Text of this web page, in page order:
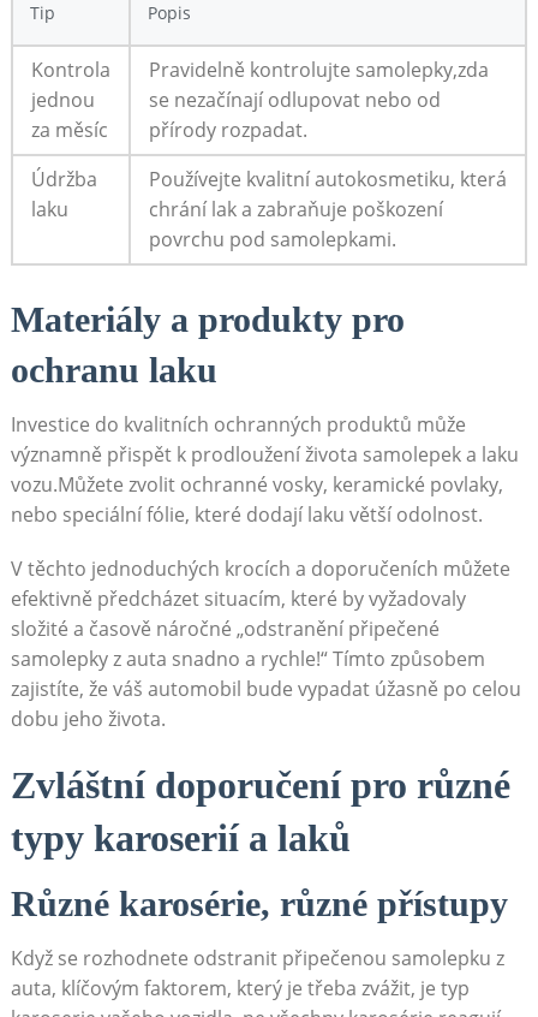
Tip Popis
Kontrola
jednou
za měsíc
Pravidelně kontrolujte samolepky,zda
se ⁣nezačínají​ odlupovat nebo od⁤
přírody rozpadat.
Údržba
laku
Používejte kvalitní​ autokosmetiku, která
chrání⁣ lak‌ a zabraňuje ⁤poškození
povrchu pod samolepkami.
Materiály ⁣a produkty pro
ochranu laku
Investice do kvalitních ochranných ‌produktů může ​
významně přispět⁢ k prodloužení života samolepek a laku
vozu.Můžete‍ zvolit​ ochranné‌ vosky, keramické ‍povlaky,
nebo ⁢speciální fólie, které dodají​ laku větší⁣ odolnost.
V těchto ⁣jednoduchých⁣ krocích ⁤a ⁢doporučeních můžete
efektivně předcházet situacím, ⁤které‍ by vyžadovaly
složité a časově‌ náročné „odstranění připečené
samolepky z auta snadno⁢ a rychle!“ Tímto způsobem
‌zajistíte, že váš⁢ automobil⁣ bude vypadat úžasně po celou⁤
dobu jeho života.
Zvláštní‌ doporučení pro různé
typy ​karoserií ​a laků
Různé karosérie, ‌různé přístupy
Když ⁢se ⁣rozhodnete odstranit připečenou samolepku ⁣z
auta, klíčovým ‍faktorem, který je třeba zvážit, je typ